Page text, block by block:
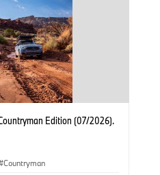
Edition (07/2026).
Countryman